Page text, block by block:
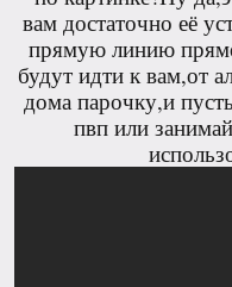
вам достаточно её
прямую линию
будут идти к вам,от
дома парочку,и
пвп или